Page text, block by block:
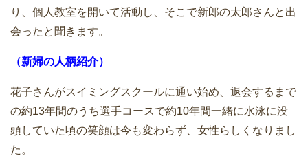
り、個人教室を開いて活動し、そこで新郎の太郎さんと出
会ったと聞きます。
（新婦の人柄紹介）
花子さんがスイミングスクールに通い始め、退会するまで
の約13年間のうち選手コースで約10年間一緒に水泳に没
頭していた頃の笑顔は今も変わらず、女性らしくなりまし
た。